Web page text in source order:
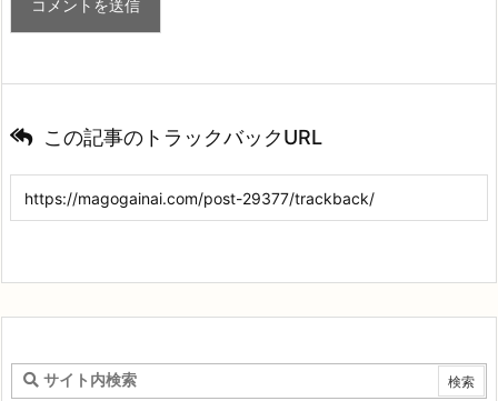
この記事のトラックバックURL